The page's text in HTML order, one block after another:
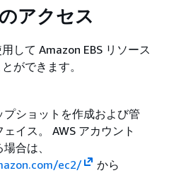
アクセス
して Amazon EBS リソース
ができます。
ショットを作成および管
イス。 AWS アカウント
合は、
ec2/
から